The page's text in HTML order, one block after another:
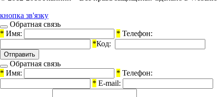
кнопка зв'язку
Обратная связь
* Имя: * Телефон:
*Код:
Обратная связь
* Имя: * Телефон:
* E-mail: